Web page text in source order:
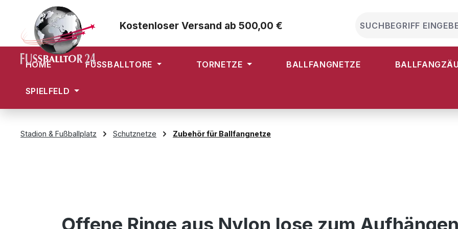
Hauptinhalt springen
Zur Suche springen
Zur Hauptnavigation springen
Kostenloser Versand ab 500,00 €
HOME FUSSBALLTORE TORNETZE BALLFANGNETZE
SPIELFELD
Stadion & Fußballplatz Schutznetze Zubehör für Ballfangnetze
Offene Ringe aus Nylon lose zum